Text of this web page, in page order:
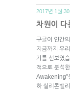
2017년 1월 30
차원이 다
구글이 인간
지금까지 우
기를 선보였
적으로 분석
Awakening”
하 실리콘밸